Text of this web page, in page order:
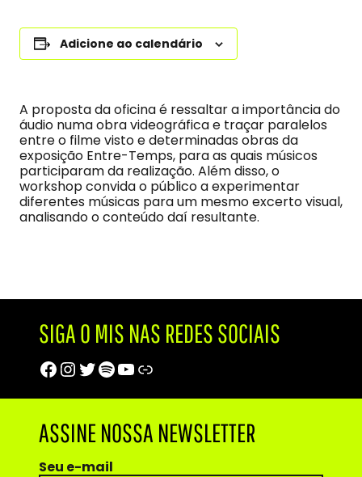
Adicione ao calendário
A proposta da oficina é ressaltar a importância do
áudio numa obra videográfica e traçar paralelos
entre o filme visto e determinadas obras da
exposição Entre-Temps, para as quais músicos
participaram da realização. Além disso, o
workshop convida o público a experimentar
diferentes músicas para um mesmo excerto visual,
analisando o conteúdo daí resultante.
SIGA O MIS NAS REDES SOCIAIS
Facebook
Instagram
Twitter
Spotify
Youtube
Trip Advisor
ASSINE NOSSA NEWSLETTER
Seu e-mail